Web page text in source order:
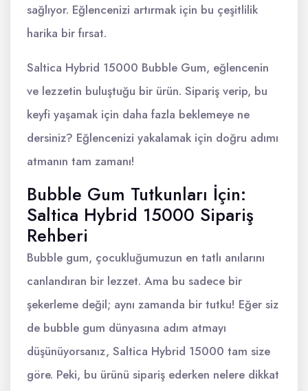
sağlıyor. Eğlencenizi artırmak için bu çeşitlilik
harika bir fırsat.
Saltica Hybrid 15000 Bubble Gum, eğlencenin
ve lezzetin buluştuğu bir ürün. Sipariş verip, bu
keyfi yaşamak için daha fazla beklemeye ne
dersiniz? Eğlencenizi yakalamak için doğru adımı
atmanın tam zamanı!
Bubble Gum Tutkunları İçin:
Saltica Hybrid 15000 Sipariş
Rehberi
Bubble gum, çocukluğumuzun en tatlı anılarını
canlandıran bir lezzet. Ama bu sadece bir
şekerleme değil; aynı zamanda bir tutku! Eğer siz
de bubble gum dünyasına adım atmayı
düşünüyorsanız, Saltica Hybrid 15000 tam size
göre. Peki, bu ürünü sipariş ederken nelere dikkat